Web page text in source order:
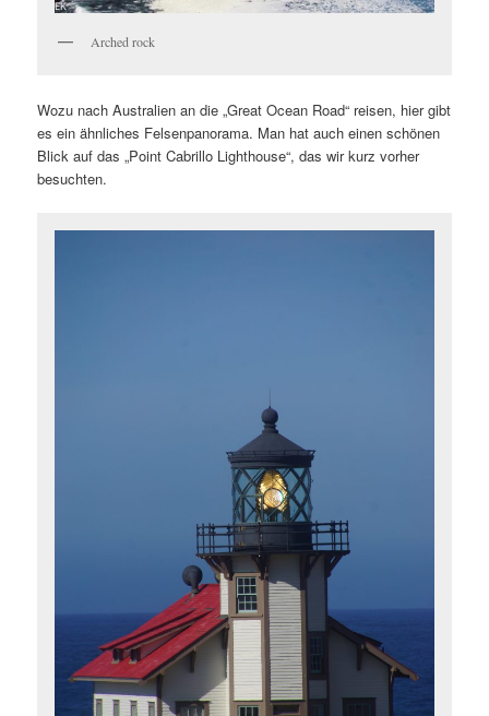
Arched rock
Wozu nach Australien an die „Great Ocean Road“ reisen, hier gibt
es ein ähnliches Felsenpanorama. Man hat auch einen schönen
Blick auf das „Point Cabrillo Lighthouse“, das wir kurz vorher
besuchten.